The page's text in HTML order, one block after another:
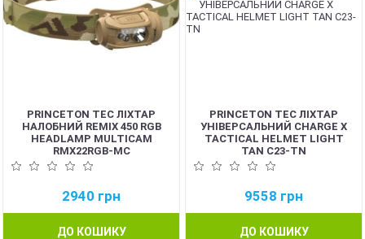
PRINCETON TEC ЛІХТАР
НАЛОБНИЙ REMIX 450 RGB
HEADLAMP MULTICAM
RMX22RGB-MC
2940 грн
ДО КОШИКУ
PRINCETON TEC ЛІХТАР
УНІВЕРСАЛЬНИЙ CHARGE X
TACTICAL HELMET LIGHT
TAN C23-TN
9558 грн
ДО КОШИКУ